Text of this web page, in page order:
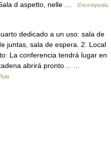
d aspetto, nelle …
Enciclopedia
dedicado a un uso: sala de
juntas, sala de espera. 2. Local
La conferencia tendrá lugar en
abrirá pronto… …